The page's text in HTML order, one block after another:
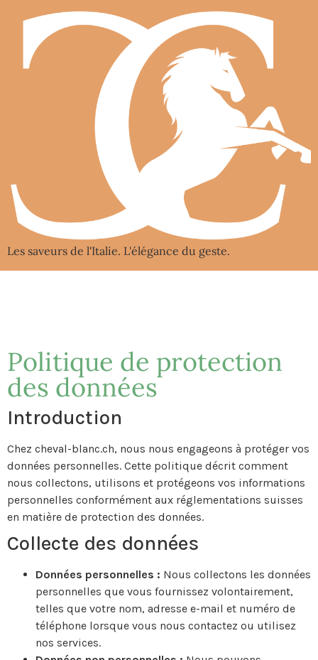
Les saveurs de l'Italie. L'élégance du geste.
Politique de protection
des données
Introduction
Chez cheval-blanc.ch, nous nous engageons à protéger vos
données personnelles. Cette politique décrit comment
nous collectons, utilisons et protégeons vos informations
personnelles conformément aux réglementations suisses
en matière de protection des données.
Collecte des données
Données personnelles : Nous collectons les données
personnelles que vous fournissez volontairement,
telles que votre nom, adresse e-mail et numéro de
téléphone lorsque vous nous contactez ou utilisez
nos services.